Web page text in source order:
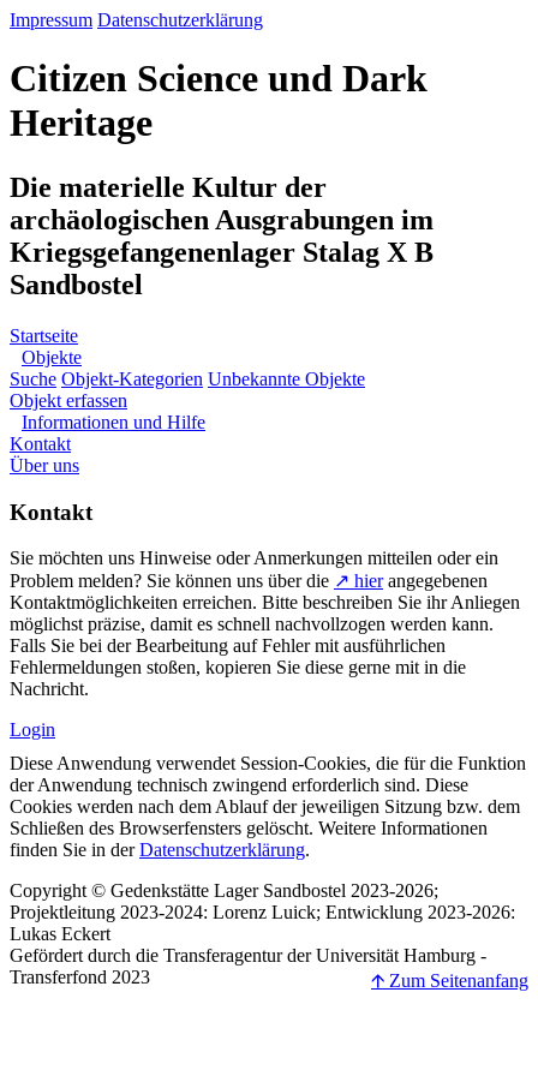
Impressum Datenschutzerklärung
Citizen Science und Dark
Heritage
Die materielle Kultur der
archäologischen Ausgrabungen im
Kriegsgefangenenlager Stalag X B
Sandbostel
Startseite
Objekte
Suche Objekt-Kategorien Unbekannte Objekte
Objekt erfassen
Informationen und Hilfe
Kontakt
Über uns
Kontakt
Sie möchten uns Hinweise oder Anmerkungen mitteilen oder ein
Problem melden? Sie können uns über die ↗ hierangegebenen
Kontaktmöglichkeiten erreichen. Bitte beschreiben Sie ihr Anliegen
möglichst präzise, damit es schnell nachvollzogen werden kann.
Falls Sie bei der Bearbeitung auf Fehler mit ausführlichen
Fehlermeldungen stoßen, kopieren Sie diese gerne mit in die
Nachricht.
Login
Diese Anwendung verwendet Session-Cookies, die für die Funktion
der Anwendung technisch zwingend erforderlich sind. Diese
Cookies werden nach dem Ablauf der jeweiligen Sitzung bzw. dem
Schließen des Browserfensters gelöscht. Weitere Informationen
finden Sie in derDatenschutzerklärung.
Copyright © Gedenkstätte Lager Sandbostel 2023-2026;
Projektleitung 2023-2024: Lorenz Luick; Entwicklung 2023-2026:
Lukas Eckert
Gefördert durch die Transferagentur der Universität Hamburg -
Transferfond 2023
🡩 Zum Seitenanfang